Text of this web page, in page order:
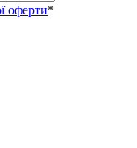
оферти*